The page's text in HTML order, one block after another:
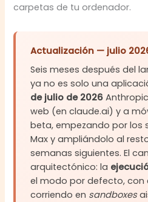
carpetas de tu ordenador.
Actualización — julio
Seis meses después del
ya no es solo una
de julio de 2026
web (en claude.ai) y a
beta, empezando por los
Max y ampliándolo al
semanas siguientes. El
arquitectónico: la
el modo por defecto, con
corriendo en sandboxes